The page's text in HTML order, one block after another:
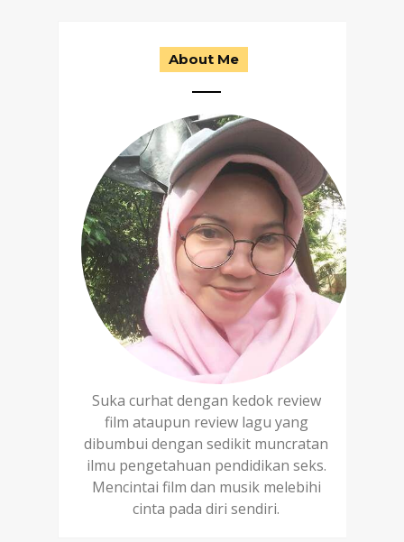
About Me
Suka curhat dengan kedok review
film ataupun review lagu yang
dibumbui dengan sedikit muncratan
ilmu pengetahuan pendidikan seks.
Mencintai film dan musik melebihi
cinta pada diri sendiri.